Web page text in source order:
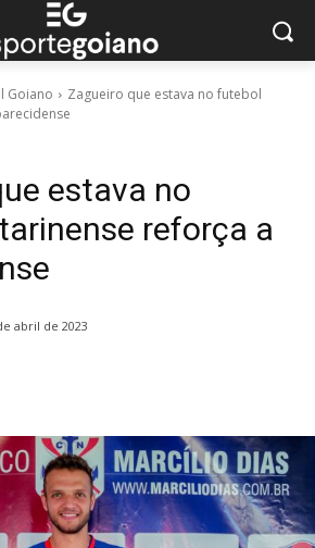
Goiano
Zagueiro que estava no futebol
estava no
reforça a
abril de 2023